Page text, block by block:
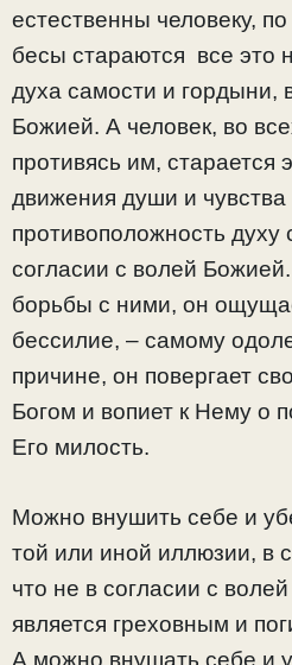
естественны человеку,
бесы стараются все это
духа самости и гордыни,
Божией. А человек, во
противясь им, старается
движения души и чувства
противоположность духу
согласии с волей
борьбы с ними, он
бессилие, – самому
причине, он повергает
Богом и вопиет к Нему о
Его милость.
Можно внушить себе и
той или иной иллюзии, в
что не в согласии с
является греховным и
А можно внушать себе и